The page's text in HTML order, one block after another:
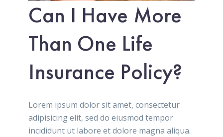
Can I Have More
Than One Life
Insurance Policy?
Lorem ipsum dolor sit amet, consectetur
adipisicing elit, sed do eiusmod tempor
incididunt ut labore et dolore magna aliqua.